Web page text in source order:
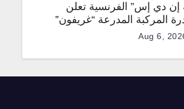
إن دي إس” الفرنسية تعلن
المركبة المدرعة “غريفون”
Aug 6,